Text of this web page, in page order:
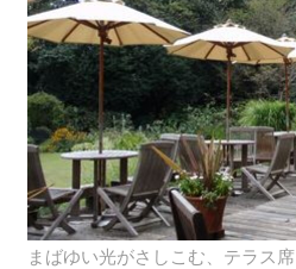
まばゆい光がさしこむ、テラス席